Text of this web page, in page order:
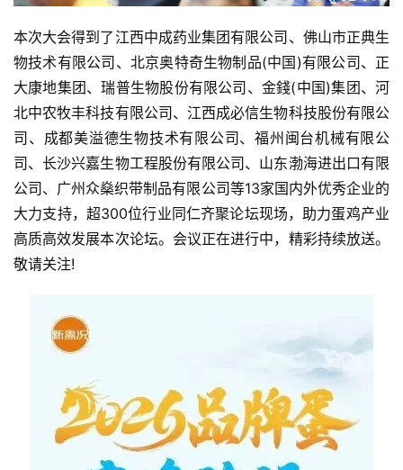
首
页
资
讯
新
闻
分
析
本次大会得到了江西中成药业集团有限公司、佛山市正典生
物技术有限公司、北京奥特奇生物制品(中国)有限公司、正
大康地集团、瑞普生物股份有限公司、金錢(中国)集团、河
北中农牧丰科技有限公司、江西成必信生物科技股份有限公
司、成都美溢德生物技术有限公司、福州闽台机械有限公
司、长沙兴嘉生物工程股份有限公司、山东渤海进出口有限
公司、广州众燊织带制品有限公司等13家国内外优秀企业的
大力支持，超300位行业同仁齐聚论坛现场，助力蛋鸡产业
高质高效发展本次论坛。会议正在进行中，精彩持续放送。
敬请关注!